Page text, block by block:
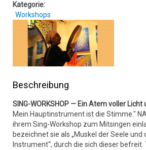
Kategorie:
Workshops
Beschreibung
SING-WORKSHOP — Ein Atem voller
Mein Hauptinstrument ist die Stimme."
ihrem Sing-Workshop zum Mitsingen
bezeichnet sie als „Muskel der Seele und
Instrument“, durch die sich dieser